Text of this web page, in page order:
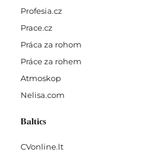
Profesia.cz
Prace.cz
Práca za rohom
Práce za rohem
Atmoskop
Nelisa.com
Baltics
CVonline.lt